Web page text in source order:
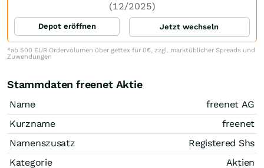
(12/2025)
Depot eröffnen Jetzt wechseln
*ab 500 EUR Ordervolumen über gettex für 0€, zzgl. marktüblicher Spreads und
Zuwendungen
Stammdaten freenet Aktie
Name
freenet AG
Kurzname
freenet
Namenszusatz
Registered Shs
Kategorie
Aktien